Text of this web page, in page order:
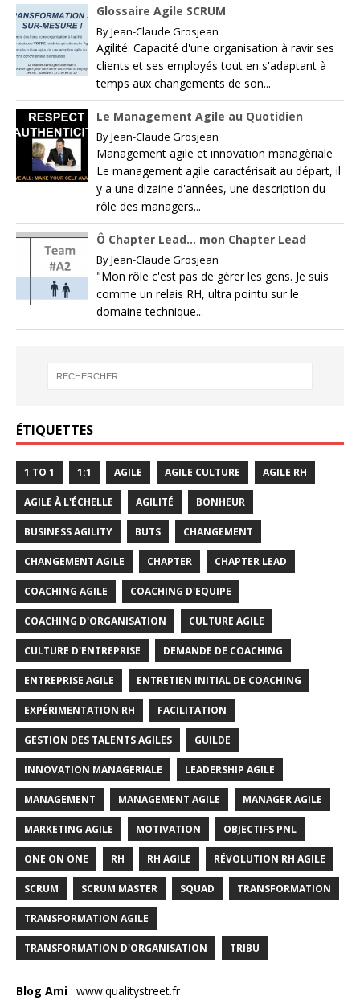
Glossaire Agile SCRUM
ByJean-Claude Grosjean
Agilité: Capacité d'une organisation à ravir ses
clients et ses employés tout en s'adaptant à
temps aux changements de son...
Le Management Agile au Quotidien
ByJean-Claude Grosjean
Management agile et innovation managèriale
Le management agile caractérisait au départ, il
y a une dizaine d'années, une description du
rôle des managers...
Ô Chapter Lead… mon Chapter Lead
ByJean-Claude Grosjean
"Mon rôle c'est pas de gérer les gens. Je suis
comme un relais RH, ultra pointu sur le
domaine technique...
ÉTIQUETTES
1 TO 1 1:1 AGILE AGILE CULTURE AGILE RH
AGILE À L'ÉCHELLE AGILITÉ BONHEUR
BUSINESS AGILITY BUTS CHANGEMENT
CHANGEMENT AGILE CHAPTER CHAPTER LEAD
COACHING AGILE COACHING D'EQUIPE
COACHING D'ORGANISATION CULTURE AGILE
CULTURE D'ENTREPRISE DEMANDE DE COACHING
ENTREPRISE AGILE ENTRETIEN INITIAL DE COACHING
EXPÉRIMENTATION RH FACILITATION
GESTION DES TALENTS AGILES GUILDE
INNOVATION MANAGERIALE LEADERSHIP AGILE
MANAGEMENT MANAGEMENT AGILE MANAGER AGILE
MARKETING AGILE MOTIVATION OBJECTIFS PNL
ONE ON ONE RH RH AGILE RÉVOLUTION RH AGILE
SCRUM SCRUM MASTER SQUAD TRANSFORMATION
TRANSFORMATION AGILE
TRANSFORMATION D'ORGANISATION TRIBU
Blog Ami : www.qualitystreet.fr